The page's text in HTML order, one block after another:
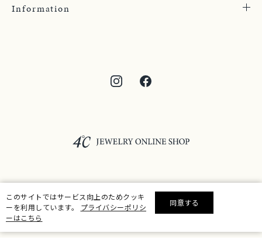
絞り込んで検索する
Information
©F.D.C.PRODUCTS INC.
このサイトではサービス向上のためクッキ
ーを利用しています。 プライバシーポリシ
ーはこちら
同意する